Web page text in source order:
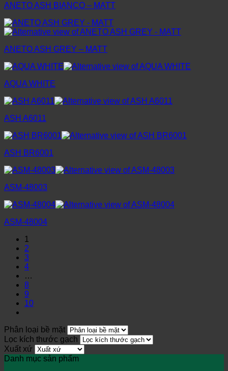
ANETO ASH BIANCO – MATT
ANETO ASH GREY – MATT
AQUA WHITE
ASH A6011
ASH BR6001
ASM-48003
ASM-48004
1
2
3
4
…
8
9
10
Phân loại bề mặt
Lọc kích thước gạch
Xuất xứ
Danh mục sản phẩm